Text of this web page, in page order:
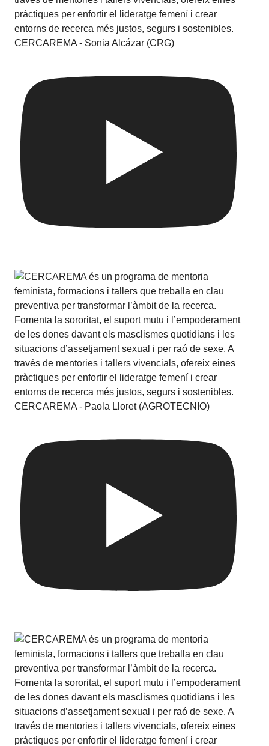
CERCAREMA - Sonia Alcázar (CRG)
CERCAREMA - Paola Lloret (AGROTECNIO)